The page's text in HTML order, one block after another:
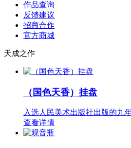
作品查询
反馈建议
招商合作
官方商城
天成之作
（国色天香）挂盘
入选人民美术出版社出版的九
查看详情